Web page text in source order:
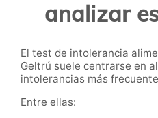
analizar
El test de intolerancia
Geltrú suele centrarse en
intolerancias más
Entre ellas: